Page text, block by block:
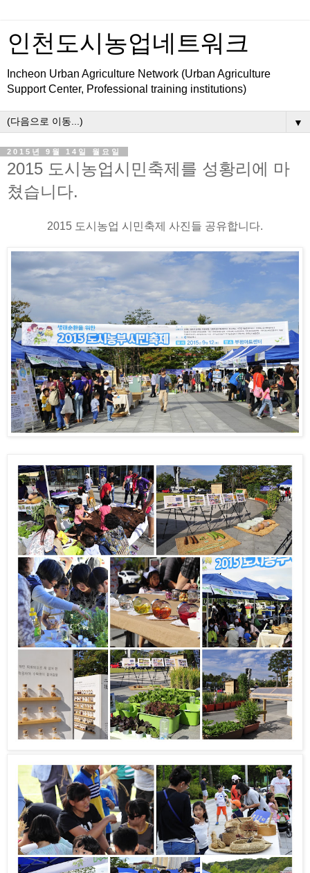
인천도시농업네트워크
Incheon Urban Agriculture Network (Urban Agriculture
Support Center, Professional training institutions)
▼
2015년 9월 14일 월요일
2015 도시농업시민축제를 성황리에 마
쳤습니다.
2015 도시농업 시민축제 사진들 공유합니다.